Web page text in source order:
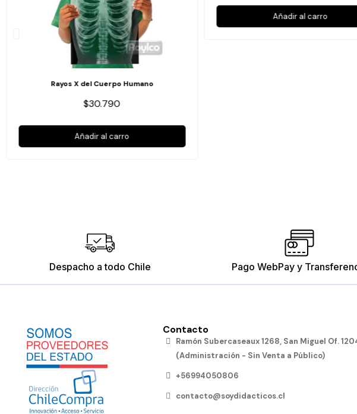
Rayos X del Cuerpo Humano
$30.790
Añadir al carro
Añadir al carro
Despacho a todo Chile Pago WebPay y
Contacto
Ramón Subercaseaux 1268, San Miguel Of.
(Administración - Sin Venta a Público)
+56994050806
contacto@soydidacticos.cl